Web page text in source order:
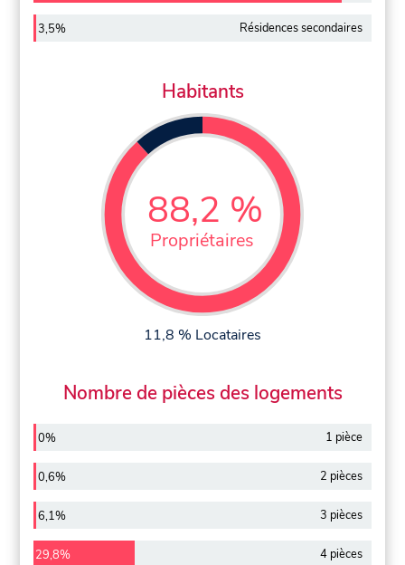
3,5% Résidences secondaires
Habitants
88,2 %
Propriétaires
11,8 % Locataires
Nombre de pièces des logements
0% 1 pièce
0,6% 2 pièces
6,1% 3 pièces
29,8% 4 pièces